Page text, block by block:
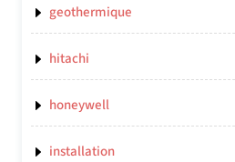
geothermique
hitachi
honeywell
installation